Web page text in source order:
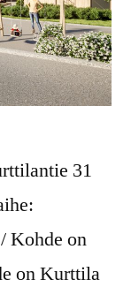
31
Kohde on
on Kurttila